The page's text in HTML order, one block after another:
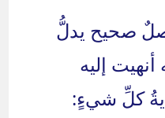
أصلٌ صحيح يدلُّ
إليه
كلِّ شيءٍ: